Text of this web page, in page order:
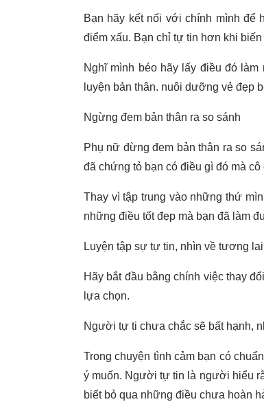
Bạn hãy kết nối với chính mình để
điểm xấu. Bạn chỉ tự tin hơn khi
Nghĩ mình béo hãy lấy điều đó
luyện bản thân. nuôi dưỡng vẻ đẹp
Ngừng đem bản thân ra so sánh
Phụ nữ đừng đem bản thân ra so
đã chứng tỏ bạn có điều gì đó mà
Thay vì tập trung vào những thứ
những điều tốt đẹp mà bạn đã làm
Luyện tập sự tự tin, nhìn về tương lai
Hãy bắt đầu bằng chính việc thay
lựa chọn.
Người tự ti chưa chắc sẽ bất hạnh,
Trong chuyện tình cảm bạn có
ý muốn. Người tự tin là người hiểu
biết bỏ qua những điều chưa hoàn